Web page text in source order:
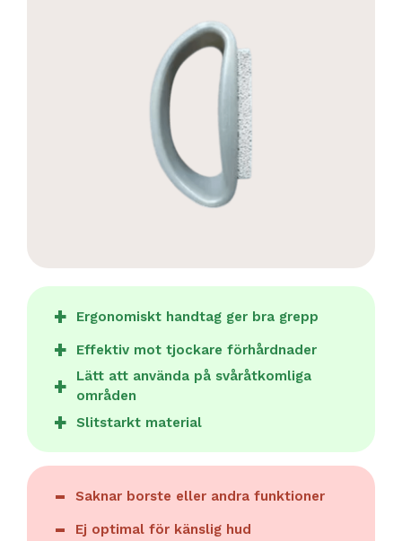
Ergonomiskt handtag ger bra grepp
Effektiv mot tjockare förhårdnader
Lätt att använda på svåråtkomliga
områden
Slitstarkt material
Saknar borste eller andra funktioner
Ej optimal för känslig hud